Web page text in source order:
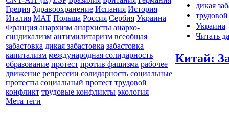
Греция Здравоохранение Испания История
Италия МАТ Польша Россия Сербия Украина
Франция анархизм анархисты анархо-
синдикализм антимилитаризм всеобщая
забастовка дикая забастовка забастовка
капитализм международная солидарность
образование протест против фашизма рабочее
движение репрессии солидарность социальные
протесты социальный протест трудовой
конфликт трудовые конфликты экология
Мета теги
дикая
Украина
Читать
Китай: